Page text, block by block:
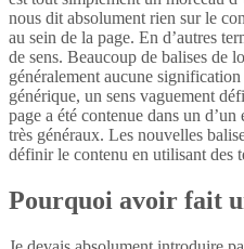
nous dit absolument rien sur le
au sein de la page. En d’autres
de sens. Beaucoup de balises de
généralement aucune
générique, un sens vaguement
page a été contenue dans un
très généraux. Les nouvelles
définir le contenu en utilisant des
Pourquoi avoir fait